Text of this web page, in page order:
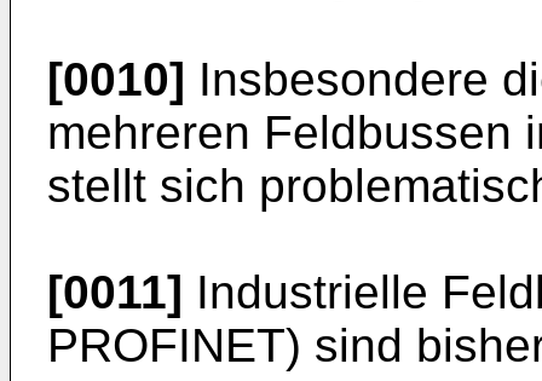
[0010] Insbesondere
mehreren Feldbussen
stellt sich
[0011] Industrielle
PROFINET) sind